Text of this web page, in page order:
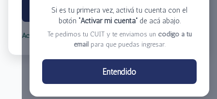
Si es tu primera vez, activá tu cuenta con el
botón “Activar mi cuenta”de acá abajo.
Te pedimos tu CUIT y te enviamos un código a tu
email para que puedas ingresar.
Entendido
Ingresar
Activar mi cuenta Olvidé mi clave
Centro de Distribución El Bacha S.A.